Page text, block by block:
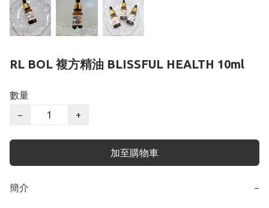
RL BOL 複方精油 BLISSFUL HEALTH 10ml
數量
−
+
加至購物車
簡介 −